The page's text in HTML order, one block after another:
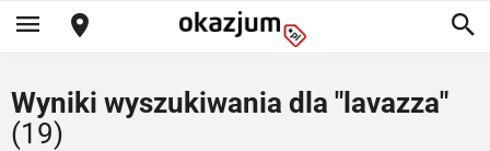
Wyniki wyszukiwania dla "lavazza"
(19)